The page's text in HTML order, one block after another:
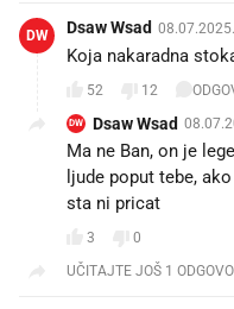
DW Dsaw Wsad 08.07.2025.
Koja nakaradna
52 12
DW Dsaw Wsad
Ma ne Ban, on je
ljude poput tebe,
sta ni pricat
3
0
UČITAJTE JOŠ 1